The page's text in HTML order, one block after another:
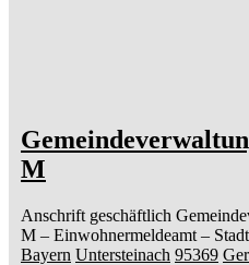
M
Anschrift geschäftlich
M – Einwohnermeldeamt –
Bayern Untersteinach 95369